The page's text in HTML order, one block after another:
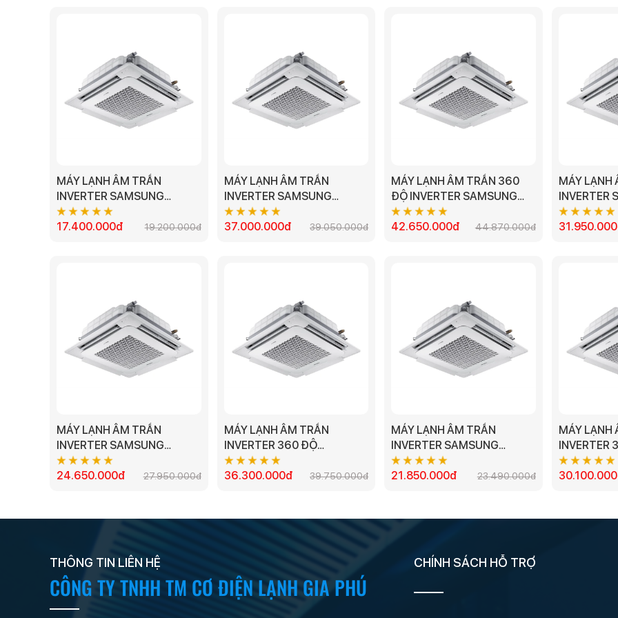
MÁY LẠNH ÂM TRẦN
INVERTER SAMSUNG
AC035TN1DKC/EA - 1.5HP
17.400.000đ
19.200.000đ
MÁY LẠNH ÂM TRẦN
INVERTER SAMSUNG
AC140TN4DKC/EA - 5.0HP
37.000.000đ
39.050.000đ
MÁY LẠNH ÂM TRẦN 360
ĐỘ INVERTER SAMSUNG
AC140TN4PKC/EA - 5.0HP
42.650.000đ
44.870.000đ
MÁY LẠNH
INVERTER
MÁY LẠNH ÂM TRẦN
INVERTER SAMSUNG
AC071TN4DKC/EA - 3.0HP
24.650.000đ
27.950.000đ
MÁY LẠNH ÂM TRẦN
INVERTER 360 ĐỘ
SAMSUNG
AC100TN4PKC/EA - 4.0HP
36.300.000đ 39.750.000đ
MÁY LẠNH ÂM TRẦN
INVERTER SAMSUNG
AC052TN4DKC/EA 2HP
21.850.000đ
23.490.000đ
MÁY LẠNH
INVERTER
SAMSUNG
THÔNG TIN LIÊN HỆ
CÔNG TY TNHH TM CƠ ĐIỆN LẠNH GIA PHÚ
CHÍNH SÁCH HỖ TRỢ